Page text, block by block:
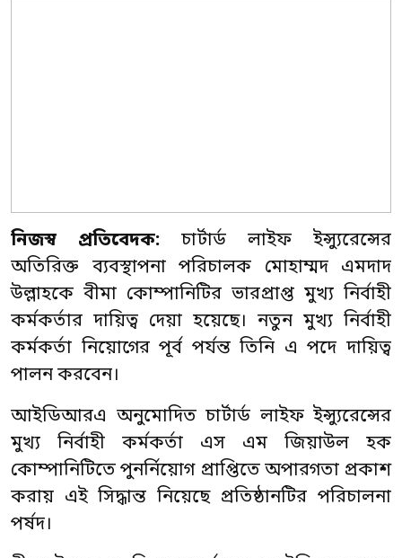
নিজস্ব প্রতিবেদক: চার্টার্ড লাইফ ইন্স্যুরেন্সের
অতিরিক্ত ব্যবস্থাপনা পরিচালক মোহাম্মদ এমদাদ
উল্লাহকে বীমা কোম্পানিটির ভারপ্রাপ্ত মুখ্য নির্বাহী
কর্মকর্তার দায়িত্ব দেয়া হয়েছে। নতুন মুখ্য নির্বাহী
কর্মকর্তা নিয়োগের পূর্ব পর্যন্ত তিনি এ পদে দায়িত্ব
পালন করবেন।
আইডিআরএ অনুমোদিত চার্টার্ড লাইফ ইন্স্যুরেন্সের
মুখ্য নির্বাহী কর্মকর্তা এস এম জিয়াউল হক
কোম্পানিটিতে পুনর্নিয়োগ প্রাপ্তিতে অপারগতা প্রকাশ
করায় এই সিদ্ধান্ত নিয়েছে প্রতিষ্ঠানটির পরিচালনা
পর্ষদ।